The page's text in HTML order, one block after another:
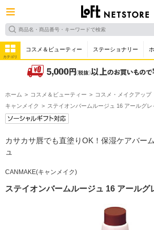
カテゴリ
コスメ＆ビューティー ステーショナリー
ホーム コスメ＆ビューティー コスメ・メイクアップ
キャンメイク
ステイオンバームルージュ 16 アールグレ
カサカサ唇でも直塗りOK！保湿ケアバー
ュ
CANMAKE(キャンメイク)
ステイオンバームルージュ 16 アールグ